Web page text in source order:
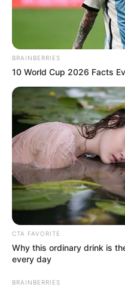
BRAINBERRIES
10 World Cup 2026 Facts
CTA FAVORITE
Why this ordinary drink is
every day
BRAINBERRIES